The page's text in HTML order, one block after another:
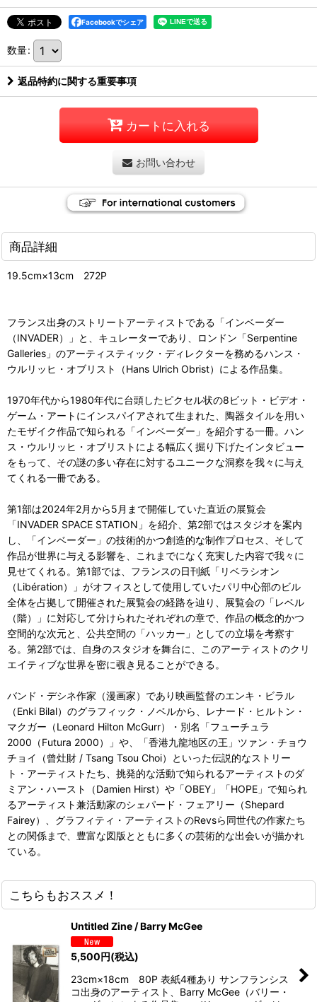
Facebookでシェア
数量:
返品特約に関する重要事項
カートに入れる
お問い合わせ
商品詳細
19.5cm×13cm 272P
フランス出身のストリートアーティストである「インベーダー
（INVADER）」と、キュレーターであり、ロンドン「Serpentine
Galleries」のアーティスティック・ディレクターを務めるハンス・
ウルリッヒ・オブリスト（Hans Ulrich Obrist）による作品集。
1970年代から1980年代に台頭したピクセル状の8ビット・ビデオ・
ゲーム・アートにインスパイアされて生まれた、陶器タイルを用い
たモザイク作品で知られる「インベーダー」を紹介する一冊。ハン
ス・ウルリッヒ・オブリストによる幅広く掘り下げたインタビュー
をもって、その謎の多い存在に対するユニークな洞察を我々に与え
てくれる一冊である。
第1部は2024年2月から5月まで開催していた直近の展覧会
「INVADER SPACE STATION」を紹介、第2部ではスタジオを案内
し、「インベーダー」の技術的かつ創造的な制作プロセス、そして
作品が世界に与える影響を、これまでになく充実した内容で我々に
見せてくれる。第1部では、フランスの日刊紙「リベラシオン
（Libération）」がオフィスとして使用していたパリ中心部のビル
全体を占拠して開催された展覧会の経路を辿り、展覧会の「レベル
（階）」に対応して分けられたそれぞれの章で、作品の概念的かつ
空間的な次元と、公共空間の「ハッカー」としての立場を考察す
る。第2部では、自身のスタジオを舞台に、このアーティストのクリ
エイティブな世界を密に覗き見ることができる。
バンド・デシネ作家（漫画家）であり映画監督のエンキ・ビラル
（Enki Bilal）のグラフィック・ノベルから、レナード・ヒルトン・
マクガー（Leonard Hilton McGurr）・別名「フューチュラ
2000（Futura 2000）」や、「香港九龍地区の王」ツァン・チョウ
チョイ（曾灶財 / Tsang Tsou Choi）といった伝説的なストリー
ト・アーティストたち、挑発的な活動で知られるアーティストのダ
ミアン・ハースト（Damien Hirst）や「OBEY」「HOPE」で知られ
るアーティスト兼活動家のシェパード・フェアリー（Shepard
Fairey）、グラフィティ・アーティストのRevsら同世代の作家たち
との関係まで、豊富な図版とともに多くの芸術的な出会いが描かれ
ている。
こちらもおススメ！
Untitled Zine / Barry McGee
5,500円(税込)
23cm×18cm 80P 表紙4種あり サンフランシス
コ出身のアーティスト、Barry McGee（バリー・